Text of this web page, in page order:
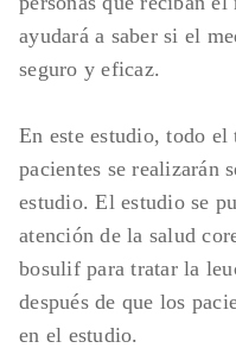
ayudará a saber si el
seguro y eficaz.
En este estudio, todo
pacientes se realizarán
estudio. El estudio se
atención de la salud
bosulif para tratar la
después de que los
en el estudio.